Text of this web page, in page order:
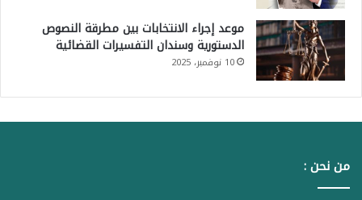
موعد إجراء الانتخابات بين مطرقة النصوص
الدستورية وسندان التفسيرات القضائية
10 نوفمبر، 2025
من نحن :